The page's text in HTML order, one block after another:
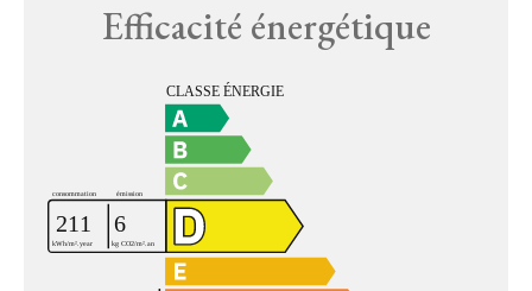
Efficacité énergétique